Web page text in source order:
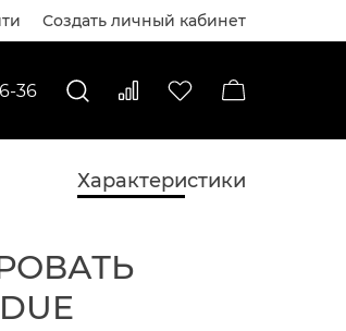
Создать личный кабинет
36
Характеристики